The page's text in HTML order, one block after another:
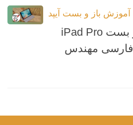
آموزش باز و بست آیپد
ویدئو آموزش باز و بست iPad Pro
فارسی مهندس